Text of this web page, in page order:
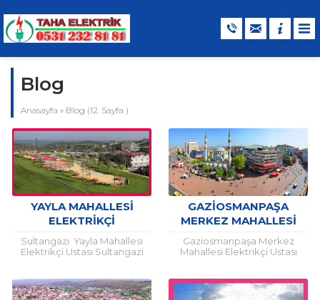
Blog
Anasayfa » Blog (12. Sayfa )
YAYLA MAHALLESI
ELEKTRIKÇI
Sultangazi Yayla Mahallesi
Elektrikçi Ustası Sultangazi
mekanlarınızda Evlerden iş
yerlerine, hastanelerden
GAZIOSMANPAŞA
MERKEZ MAHALLESI
ELEKTRIKÇI
Gaziosmanpaşa Merkez
Mahallesi Elektrikçi Ustası
uzman desteği almak şarttır.
Çünkü elektrik, hayati önem...